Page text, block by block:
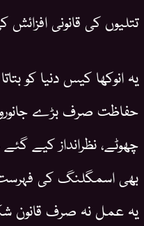
تتلیوں کی قانونی
یہ انوکھا کیس دنیا کو
حفاظت صرف بڑے
چھوٹے، نظرانداز کیے
بھی اسمگلنگ کی
یہ عمل نہ صرف قانون